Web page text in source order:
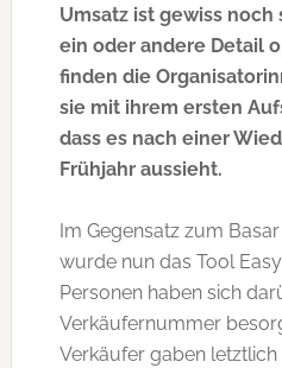
Umsatz ist gewiss
ein oder andere Detail
finden die
sie mit ihrem ersten
dass es nach einer
Frühjahr aussieht.
Im Gegensatz zum Basar
wurde nun das Tool
Personen haben sich
Verkäufernummer
Verkäufer gaben letztlich